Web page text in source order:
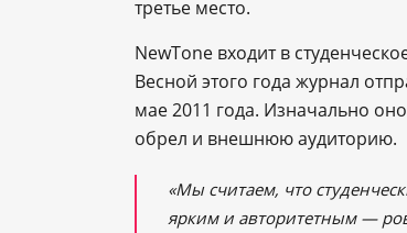
третье место.
NewTone входит в
Весной этого года журнал
мае 2011 года. Изначально
обрел и внешнюю аудиторию.
«Мы считаем, что
ярким и авторитетным —